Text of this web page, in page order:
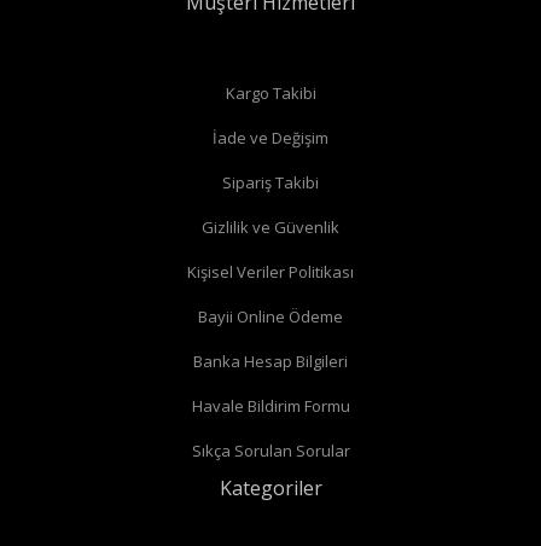
Kargo Takibi
İade ve Değişim
Sipariş Takibi
Gizlilik ve Güvenlik
Kişisel Veriler Politikası
Bayii Online Ödeme
Banka Hesap Bilgileri
Havale Bildirim Formu
Sıkça Sorulan Sorular
Kategoriler